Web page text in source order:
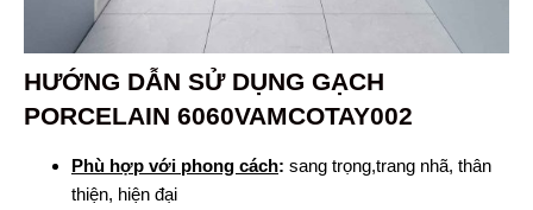
HƯỚNG DẪN SỬ DỤNG GẠCH
PORCELAIN 6060VAMCOTAY002
Phù hợp với phong cách: sang trọng,trang nhã, thân
thiện, hiện đại